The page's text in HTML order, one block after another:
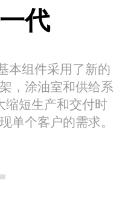
代
本组件采用了新的
，涂油室和供给系
缩短生产和交付时
单个客户的需求。